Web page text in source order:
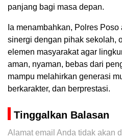
panjang bagi masa depan.
Ia menambahkan, Polres
sinergi dengan pihak sekolah,
elemen masyarakat agar
aman, nyaman, bebas dari
mampu melahirkan generasi
berkarakter, dan berprestasi.
Tinggalkan Balasan
Alamat email Anda tidak akan